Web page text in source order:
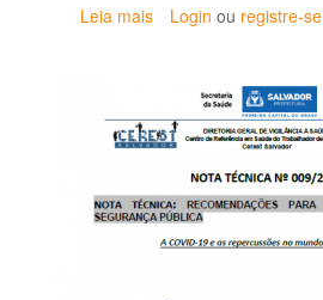
Leia mais sobre
trabalho
afetam
policiais
Login ou registre-se